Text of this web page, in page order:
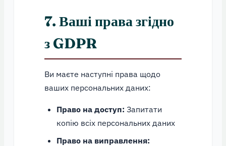
7. Ваші права згідно
з GDPR
Ви маєте наступні права щодо
ваших персональних даних:
Право на доступ: Запитати
копію всіх персональних даних
Право на виправлення: